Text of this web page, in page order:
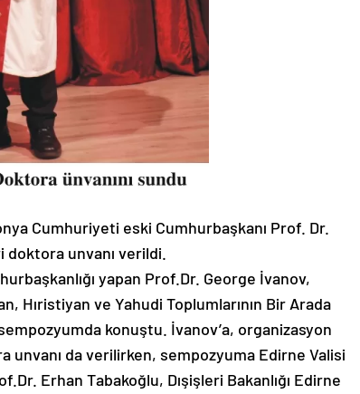
Cumhuriyeti eski Cumhurbaşkanı Prof. Dr.
doktora unvanı verildi.
yapan Prof.Dr. George İvanov,
Hıristiyan ve Yahudi Toplumlarının Bir Arada
konuştu. İvanov’a, organizasyon
unvanı da verilirken, sempozyuma Edirne Valisi
Erhan Tabakoğlu, Dışişleri Bakanlığı Edirne